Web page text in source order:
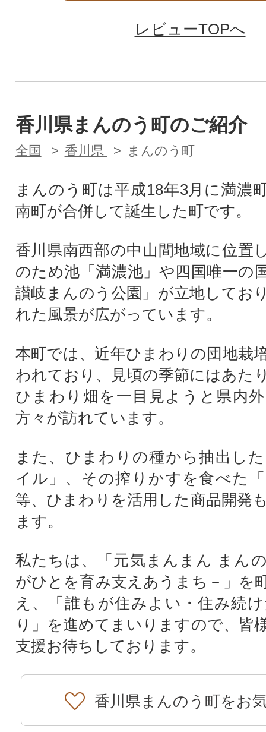
レビューTOPへ
香川県まんのう町のご紹介
全国 香川県 まんのう町
まんのう町は平成18年3月に満濃
南町が合併して誕生した町です。
香川県南西部の中山間地域に位置
のため池「満濃池」や四国唯一の
讃岐まんのう公園」が立地してお
れた風景が広がっています。
本町では、近年ひまわりの団地栽
われており、見頃の季節にはあた
ひまわり畑を一目見ようと県内
方々が訪れています。
また、ひまわりの種から抽出し
イル」、その搾りかすを食べた
等、ひまわりを活用した商品開発
ます。
私たちは、「元気まんまん まん
がひとを育み支えあうまち－」を
え、「誰もが住みよい・住み続
り」を進めてまいりますので、皆
支援お待ちしております。
香川県まんのう町をお